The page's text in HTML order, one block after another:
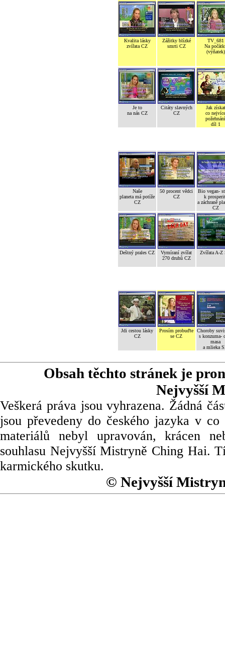
Kvalita lásky
zvířata CZ
Zážitky blízké
smrti CZ
TV_681
Na
(výňatek)
Je to
na nás CZ
Citáty slavných
CZ
Jak získat
co nejvíce
požehnání
díl 1
Naše
planeta má potíže
CZ
50 procent vědci
CZ
Bio vegan-
k
a záchraně
CZ
Deštný prales CZ
Vymíraní zvířat
270 druhů CZ
Zvířata A-Z
Jdi cestou lásky
CZ
Prosím probuďte
se CZ
Choroby
s konzuma-
masa
a mlieka
Obsah těchto stránek je
Nejvyšší
Veškerá práva jsou vyhrazena. Žádná
jsou převedeny do českého jazyka v
materiálů nebyl upravován, krácen
souhlasu Nejvyšší Mistryně Ching Hai.
karmického skutku.
© Nejvyšší